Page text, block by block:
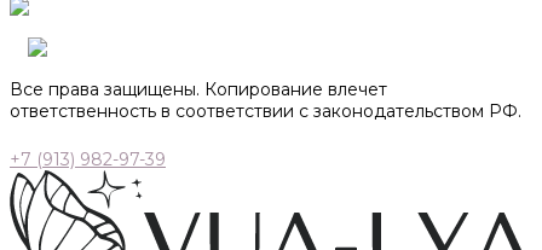
Все права защищены. Копирование влечет
ответственность в соответствии с законодательством РФ.
+7 (913) 982-97-39